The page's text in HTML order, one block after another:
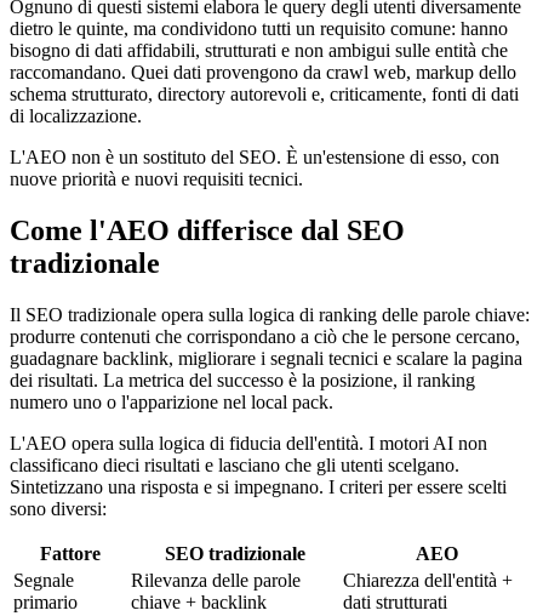
Ognuno di questi sistemi elabora le query degli utenti diversamente
dietro le quinte, ma condividono tutti un requisito comune: hanno
bisogno di dati affidabili, strutturati e non ambigui sulle entità che
raccomandano. Quei dati provengono da crawl web, markup dello
schema strutturato, directory autorevoli e, criticamente, fonti di dati
di localizzazione.
L'AEO non è un sostituto del SEO. È un'estensione di esso, con
nuove priorità e nuovi requisiti tecnici.
Come l'AEO differisce dal SEO
tradizionale
Il SEO tradizionale opera sulla logica di ranking delle parole chiave:
produrre contenuti che corrispondano a ciò che le persone cercano,
guadagnare backlink, migliorare i segnali tecnici e scalare la pagina
dei risultati. La metrica del successo è la posizione, il ranking
numero uno o l'apparizione nel local pack.
L'AEO opera sulla logica di fiducia dell'entità. I motori AI non
classificano dieci risultati e lasciano che gli utenti scelgano.
Sintetizzano una risposta e si impegnano. I criteri per essere scelti
sono diversi:
Fattore SEO tradizionale
AEO
Segnale
primario
Rilevanza delle parole
chiave + backlink
Chiarezza dell'entità +
dati strutturati